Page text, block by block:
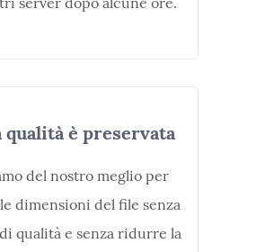
qualità è preservata
del nostro meglio per
dimensioni del file senza
qualità e senza ridurre la